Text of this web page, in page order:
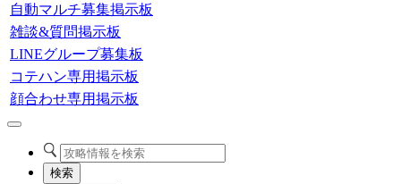
自動マルチ募集掲示板
雑談&質問掲示板
LINEグループ募集板
コテハン専用掲示板
顔合わせ専用掲示板
検索